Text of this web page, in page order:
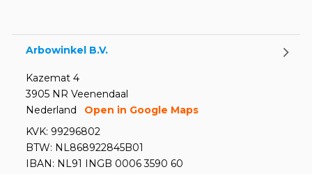
Arbowinkel B.V.
Kazemat 4
3905 NR Veenendaal
Nederland
Open in Google Maps
KVK: 99296802
BTW: NL868922845B01
IBAN: NL91 INGB 0006 3590 60